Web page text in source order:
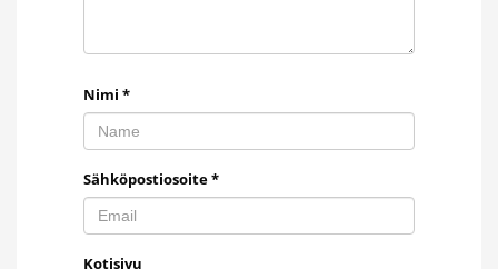
Nimi *
Sähköpostiosoite*
Kotisivu